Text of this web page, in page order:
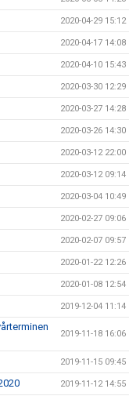
2020-04-29 15:12
2020-04-17 14:08
2020-04-10 15:43
2020-03-30 12:29
2020-03-27 14:28
2020-03-26 14:30
2020-03-12 22:00
2020-03-12 09:14
2020-03-04 10:49
2020-02-27 09:06
2020-02-07 09:57
2020-01-22 12:26
2020-01-08 12:54
2019-12-04 11:14
2019-11-18 16:06
2019-11-15 09:45
2019-11-12 14:55